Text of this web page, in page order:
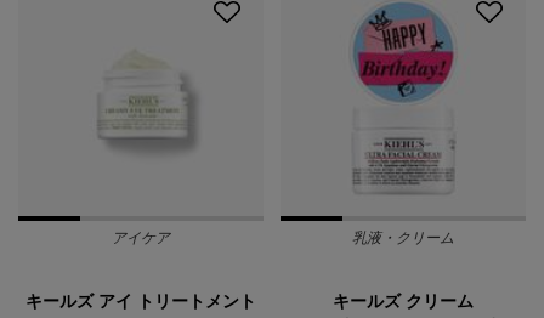
アイケア
キールズ アイ トリートメント
乳液・クリーム
キールズ クリーム